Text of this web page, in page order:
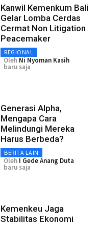
Kanwil Kemenkum Bali
Gelar Lomba Cerdas
Cermat Non Litigation
Peacemaker
REGIONAL
Oleh Ni Nyoman Kasih
baru saja
Generasi Alpha,
Mengapa Cara
Melindungi Mereka
Harus Berbeda?
BERITA LAIN
Oleh I Gede Anang Duta
baru saja
Kemenkeu Jaga
Stabilitas Ekonomi